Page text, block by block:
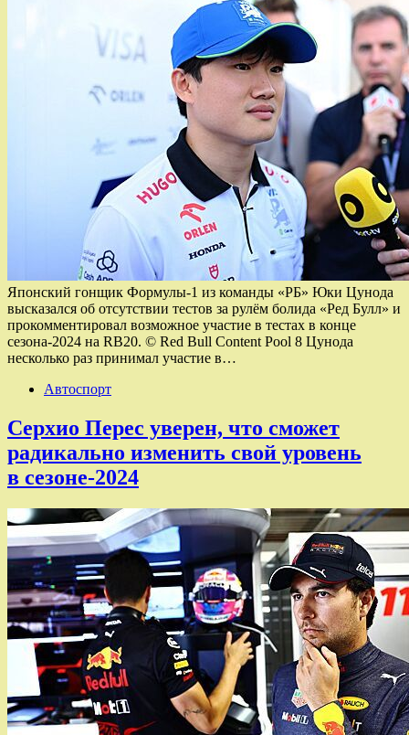
Японский гонщик Формулы-1 из команды «РБ» Юки Цунода
высказался об отсутствии тестов за рулём болида «Ред Булл» и
прокомментировал возможное участие в тестах в конце
сезона-2024 на RB20. © Red Bull Content Pool 8 Цунода
несколько раз принимал участие в…
Автоспорт
Серхио Перес уверен, что сможет
радикально изменить свой уровень
в сезоне-2024